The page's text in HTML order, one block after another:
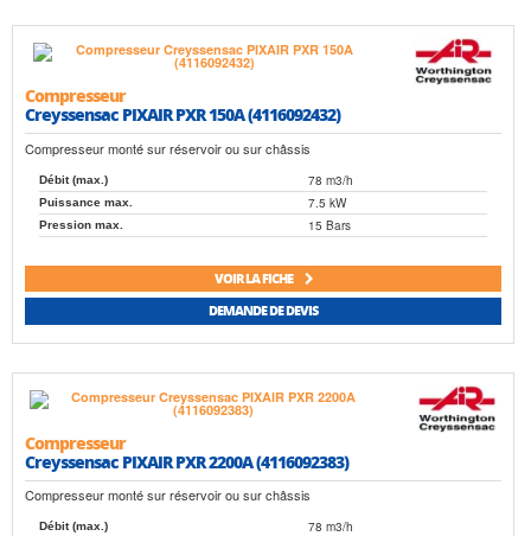
Compresseur
Creyssensac PIXAIR PXR 150A (4116092432)
Compresseur monté sur réservoir ou sur châssis
Débit (max.) 78 m3/h
Puissance max. 7.5 kW
Pression max. 15 Bars
VOIR LA FICHE
DEMANDE DE DEVIS
Compresseur
Creyssensac PIXAIR PXR 2200A (4116092383)
Compresseur monté sur réservoir ou sur châssis
Débit (max.) 78 m3/h